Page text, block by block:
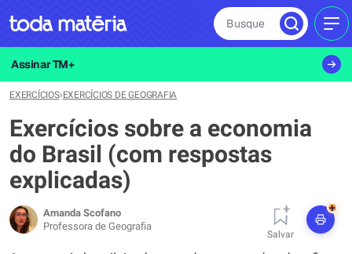
Busque
Assinar TM+
EXERCÍCIOS›EXERCÍCIOS DE GEOGRAFIA
Exercícios sobre a economia
do Brasil (com respostas
explicadas)
Amanda Scofano
Professora de Geografia
Salvar
+